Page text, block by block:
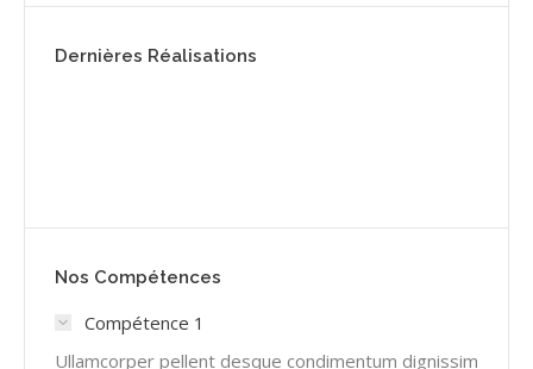
Dernières Réalisations
Nos Compétences
Compétence 1
Ullamcorper pellent desque condimentum dignissim